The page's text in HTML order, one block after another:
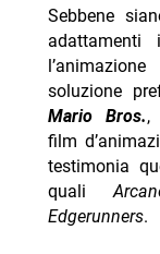
Sebbene
soluzione
Mario Bros.,
film
testimonia
quali
Edgerunners.